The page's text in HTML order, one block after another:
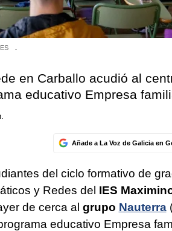
.
en Carballo acudió al
educativo Empresa
Añade a La Voz de Galicia en
del ciclo formativo de
y Redes del IES
de cerca al grupo Nauterra
educativo Empresa